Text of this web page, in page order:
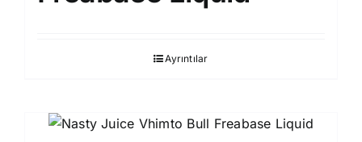
Ayrıntılar